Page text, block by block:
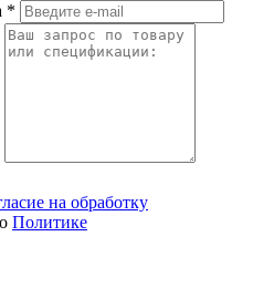
*
на обработку
Политике